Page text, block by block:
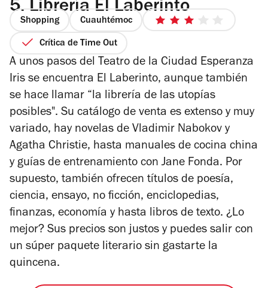
5. Librería El Laberinto
Shopping Cuauhtémoc
3
estrellas
Crítica de Time Out
A unos pasos del Teatro de la Ciudad Esperanza
Iris se encuentra El Laberinto, aunque también
se hace llamar “la librería de las utopías
posibles". Su catálogo de venta es extenso y muy
variado, hay novelas de Vladimir Nabokov y
Agatha Christie, hasta manuales de cocina china
y guías de entrenamiento con Jane Fonda. Por
supuesto, también ofrecen títulos de poesía,
ciencia, ensayo, no ficción, enciclopedias,
finanzas, economía y hasta libros de texto. ¿Lo
mejor? Sus precios son justos y puedes salir con
un súper paquete literario sin gastarte la
quincena.